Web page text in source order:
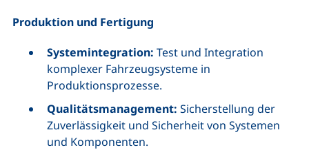
Produktion und Fertigung
Systemintegration: Test und Integration
komplexer Fahrzeugsysteme in
Produktionsprozesse.
Qualitätsmanagement: Sicherstellung der
Zuverlässigkeit und Sicherheit von Systemen
und Komponenten.